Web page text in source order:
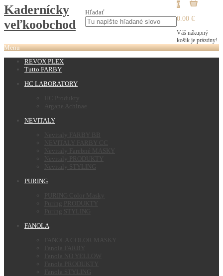
Kadernícky
veľkoobchod
Hľadať
0
0.00 €
Váš nákupný
košík je prázdny!
Menu
REVOX PLEX
Tutto FARBY
HC LABORATORY
HC Produkty
Argane Achinae
NEVITALY
Nevitaly FARBY BB
NEVITALY FARBY CC
Nevitaly Farebné MASKY
Nevitaly PRODUKTY
Nevitaly STYLING
PURING
PURING Color Masky
Puring PRODUKTY
Puring STYLING
FANOLA
FANOLA COLOR MASKY
Fanola FARBY
Fanola NO YELLOW
Fanola PRODUKTY
Fanola STYLING